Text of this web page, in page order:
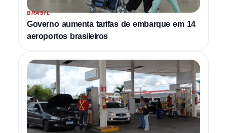
BRASIL
Governo aumenta tarifas de embarque em 14
aeroportos brasileiros